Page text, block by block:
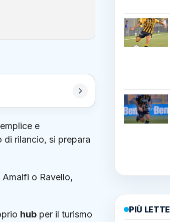
e
rilancio, si prepara
o Ravello,
hub per il turismo
PIÙ LETTE